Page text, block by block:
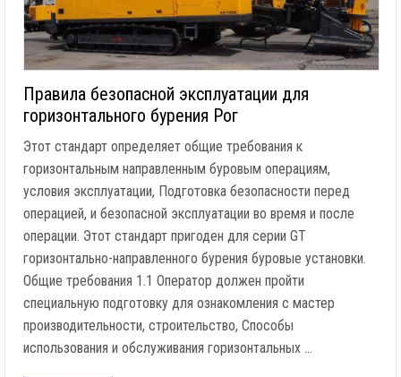
Правила безопасной эксплуатации для
горизонтального бурения Рог
Этот стандарт определяет общие требования к
горизонтальным направленным буровым операциям,
условия эксплуатации, Подготовка безопасности перед
операцией, и безопасной эксплуатации во время и после
операции. Этот стандарт пригоден для серии GT
горизонтально-направленного бурения буровые установки.
Общие требования 1.1 Оператор должен пройти
специальную подготовку для ознакомления с мастер
производительности, строительство, Способы
использования и обслуживания горизонтальных …